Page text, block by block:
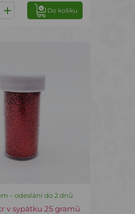
Do košíku
– odeslání do 2 dnů
v sypátku 25 gramů